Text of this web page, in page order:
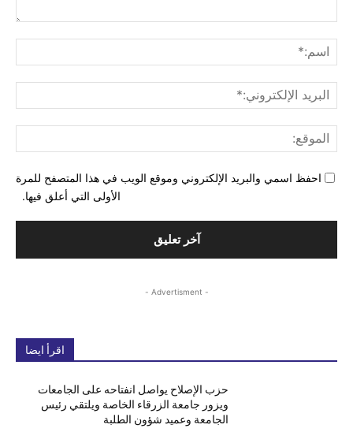
احفظ اسمي والبريد الإلكتروني وموقع الويب في هذا المتصفح للمرة
الأولى التي أعلق فيها.
- Advertisment -
اقرأ ايضا
حزب الإصلاح يواصل انفتاحه على الجامعات
ويزور جامعة الزرقاء الخاصة ويلتقي رئيس
الجامعة وعميد شؤون الطلبة